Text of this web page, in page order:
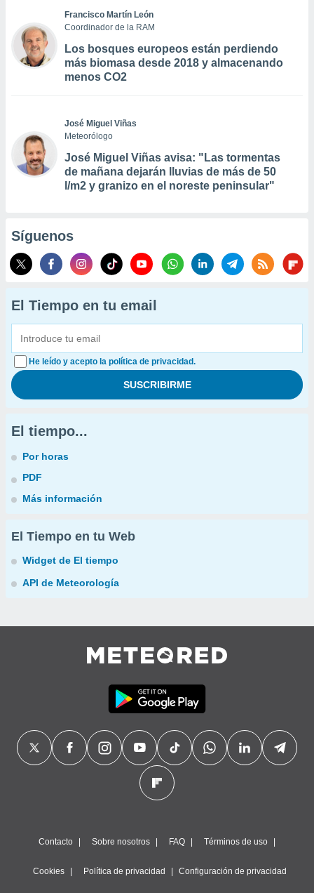
Francisco Martín León
Coordinador de la RAM
Los bosques europeos están perdiendo
más biomasa desde 2018 y almacenando
menos CO2
José Miguel Viñas
Meteorólogo
José Miguel Viñas avisa: "Las tormentas
de mañana dejarán lluvias de más de 50
l/m2 y granizo en el noreste peninsular"
Síguenos
El Tiempo en tu email
He leído y acepto la política de privacidad.
El tiempo...
Por horas
PDF
Más información
El Tiempo en tu Web
Widget de El tiempo
API de Meteorología
Contacto Sobre nosotros FAQ Términos de uso
Cookies Política de privacidad Configuración de privacidad